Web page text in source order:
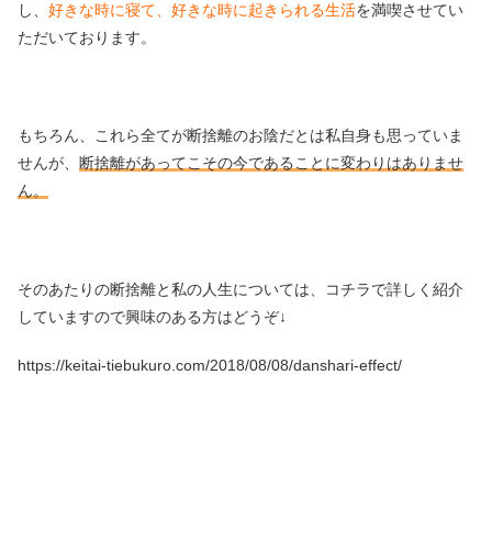
し、 好きな時に寝て、好きな時に起きられる生活を満喫させてい
ただいております。
もちろん、これら全てが断捨離のお陰だとは私自身も思っていま
せんが、 断捨離があってこその今であることに変わりはありませ
ん。
そのあたりの断捨離と私の人生については、コチラで詳しく紹介
していますので興味のある方はどうぞ↓
https://keitai-tiebukuro.com/2018/08/08/danshari-effect/